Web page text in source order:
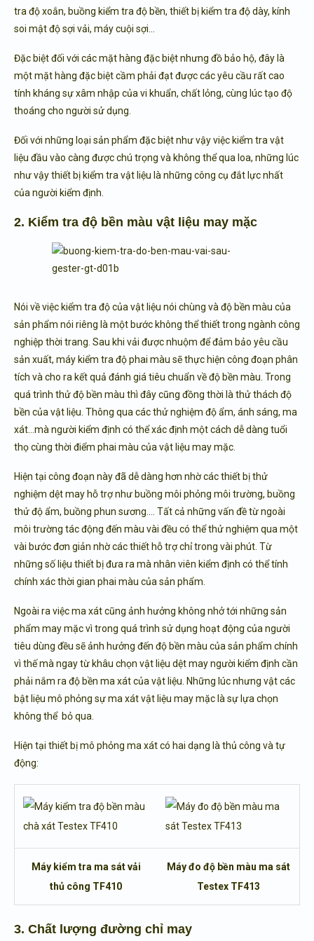
tra độ xoắn, buồng kiểm tra độ bền, thiết bị kiểm tra độ dày, kính
soi mật độ sợi vải, máy cuội sợi…
Đặc biệt đối với các mặt hàng đặc biệt nhưng đồ bảo hộ, đây là
một mặt hàng đặc biệt cầm phải đạt được các yêu cầu rất cao
tính kháng sự xâm nhập của vi khuẩn, chất lỏng, cùng lúc tạo độ
thoáng cho người sử dụng.
Đối với những loại sản phẩm đặc biệt như vậy việc kiểm tra vật
liệu đầu vào càng được chú trọng và không thể qua loa, những lúc
như vậy thiết bị kiểm tra vật liệu là những công cụ đắt lực nhất
của người kiểm định.
2. Kiểm tra độ bền màu vật liệu may mặc
Nói về việc kiểm tra độ của vật liệu nói chùng và độ bền màu của
sản phẩm nói riêng là một bước không thể thiết trong ngành công
nghiệp thời trang. Sau khi vải được nhuộm để đảm bảo yêu cầu
sản xuất, máy kiểm tra độ phai màu sẽ thực hiện công đoạn phân
tích và cho ra kết quả đánh giá tiêu chuẩn về độ bền màu. Trong
quá trình thử độ bền màu thì đây cũng đồng thời là thử thách độ
bền của vật liệu. Thông qua các thử nghiệm độ ẩm, ánh sáng, ma
xát…mà người kiểm định có thể xác định một cách dễ dàng tuổi
thọ cùng thời điểm phai màu của vật liệu may mặc.
Hiện tại công đoạn này đã dễ dàng hơn nhờ các thiết bị thử
nghiệm dệt may hỗ trợ như buồng môi phỏng môi trường, buồng
thử độ ẩm, buồng phun sương…. Tất cả những vấn đề từ ngoài
môi trường tác động đến màu vài đều có thể thử nghiệm qua một
vài bước đơn giản nhờ các thiết hỗ trợ chỉ trong vài phút. Từ
những số liệu thiết bị đưa ra mà nhân viên kiểm định có thể tính
chính xác thời gian phai màu của sản phẩm.
Ngoài ra việc ma xát cũng ảnh hưởng không nhở tới những sản
phẩm may mặc vì trong quá trình sử dụng hoạt động của người
tiêu dùng đều sẽ ảnh hưởng đến độ bền màu của sản phẩm chính
vì thế mà ngay từ khâu chọn vật liệu dệt may người kiểm định cần
phải nắm ra độ bền ma xát của vật liệu. Những lúc nhưng vật các
bật liệu mô phỏng sự ma xát vật liệu may mặc là sự lựa chọn
không thể bỏ qua.
Hiện tại thiết bị mô phỏng ma xát có hai dạng là thủ công và tự
động:
Máy kiểm tra ma sát vải
thủ công TF410
Máy đo độ bền màu ma sát
Testex TF413
3. Chất lượng đường chỉ may